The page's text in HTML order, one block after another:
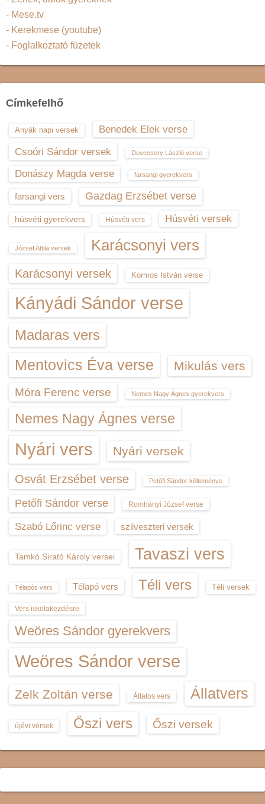
- Mese.tv
- Kerekmese (youtube)
- Foglalkoztató füzetek
Címkefelhő
Anyák napi versek
Benedek Elek verse
Csoóri Sándor versek
Devecsery László verse
Donászy Magda verse farsangi gyerekvers
farsangi vers Gazdag Erzsébet verse
húsvéti gyerekvers Húsvéti vers Húsvéti versek
József Attila versek Karácsonyi vers
Karácsonyi versek Kormos István verse
Kányádi Sándor verse
Madaras vers
Mentovics Éva verse Mikulás vers
Móra Ferenc verse Nemes Nagy Ágnes gyerekvers
Nemes Nagy Ágnes verse
Nyári vers Nyári versek
Osvát Erzsébet verse Petőfi Sándor költeménye
Petőfi Sándor verse Romhányi József verse
Szabó Lőrinc verse szilveszteri versek
Tamkó Sirató Károly versei Tavaszi vers
Télapós vers Télapó vers Téli vers Téli versek
Vers iskolakezdésre
Weöres Sándor gyerekvers
Weöres Sándor verse
Zelk Zoltán verse Állatos vers Állatvers
újévi versek Őszi vers Őszi versek